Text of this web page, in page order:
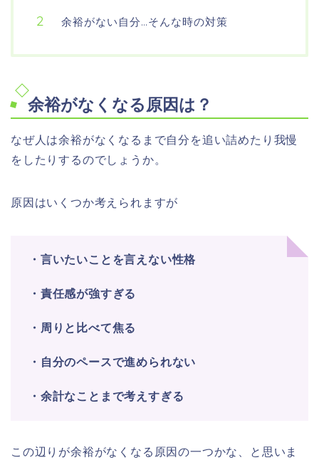
余裕がない自分…そんな時の対策
余裕がなくなる原因は？
なぜ人は余裕がなくなるまで自分を追い詰めたり我慢
をしたりするのでしょうか。
原因はいくつか考えられますが
・言いたいことを言えない性格
・責任感が強すぎる
・周りと比べて焦る
・自分のペースで進められない
・余計なことまで考えすぎる
この辺りが余裕がなくなる原因の一つかな、と思いま